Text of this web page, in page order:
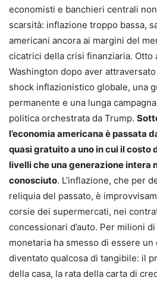
economisti e banchieri centrali non
scarsità: inflazione troppo bassa,
americani ancora ai margini del
cicatrici della crisi finanziaria. Otto
Washington dopo aver
shock inflazionistico globale, una
permanente e una lunga
politica orchestrata da Trump.
l’economia americana è passata
quasi gratuito a uno in cui il costo
livelli che una generazione intera
conosciuto. L’inflazione, che per
reliquia del passato, è
corsie dei supermercati, nei
concessionari d’auto. Per milioni
monetaria ha smesso di essere
diventato qualcosa di tangibile: il
della casa, la rata della carta di